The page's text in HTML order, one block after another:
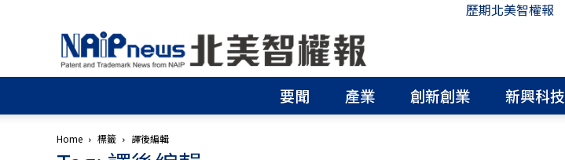
歷期北美智權報
北
美
智
權
│
要聞 產業 創新創業 新興科技
Home 標籤 譯後編輯